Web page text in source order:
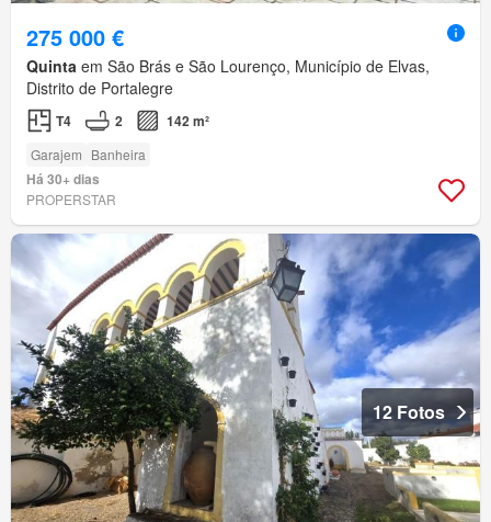
275 000 €
Quinta em São Brás e São Lourenço, Município de Elvas,
Distrito de Portalegre
T4 2 142 m²
Garajem Banheira
Há 30+ dias
PROPERSTAR
12 Fotos